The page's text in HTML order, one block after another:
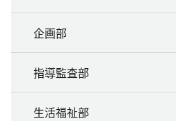
企画部
指導監査部
生活福祉部